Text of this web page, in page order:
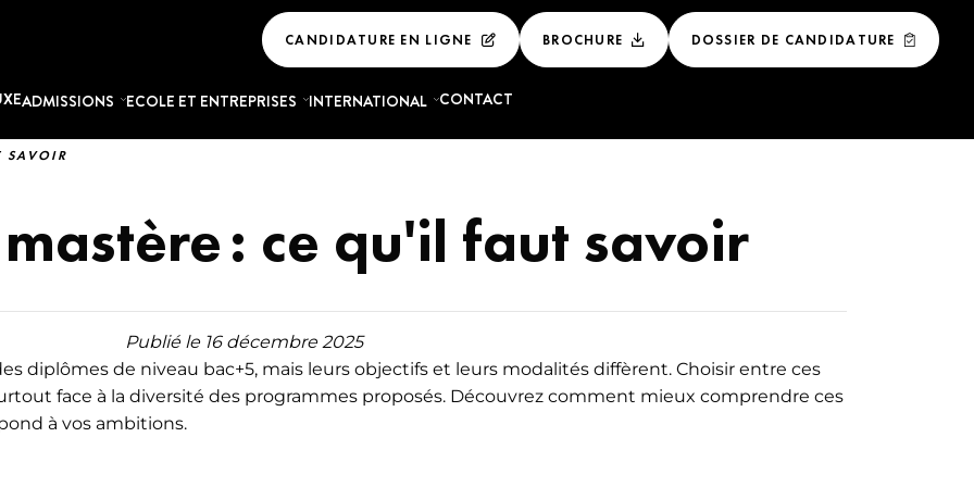
: ce qu'il faut savoir
Publié le 16 décembre 2025
diplômes de niveau bac+5, mais leurs objectifs et leurs modalités diffèrent. Choisir entre ces
face à la diversité des programmes proposés. Découvrez comment mieux comprendre ces
à vos ambitions.
CANDIDATURE EN LIGNE BROCHURE DOSSIER DE CANDIDATURE
SERVICES ET AVANTAGES
ACTUALITÉS
TÉMOIGNAGES
GLOSSAIRE
MARKETING DU LUXE
DU LUXE - COSMÉTIQUES ET
COMMERCE DU LUXE
COMMERCE INTERNATIONAL DU LUXE
SUPPLY CHAIN ET MANAGEMENT DES
ACHATS DANS LE LUXE
ADMISSIONS ECOLE ET ENTREPRISES INTERNATIONAL CONTACT
SAVOIR